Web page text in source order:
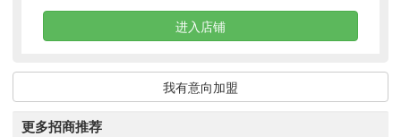
进入店铺
我有意向加盟
更多招商推荐